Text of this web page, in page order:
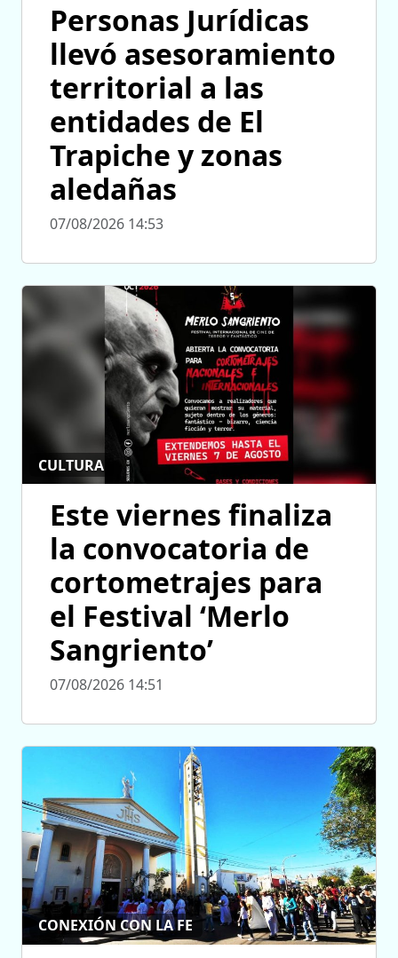
Personas Jurídicas
llevó asesoramiento
territorial a las
entidades de El
Trapiche y zonas
aledañas
07/08/2026 14:53
CULTURA
Este viernes finaliza
la convocatoria de
cortometrajes para
el Festival ‘Merlo
Sangriento’
07/08/2026 14:51
CONEXIÓN CON LA FE